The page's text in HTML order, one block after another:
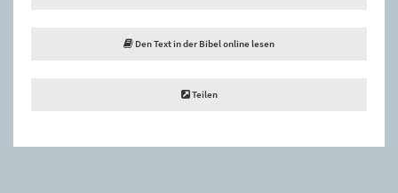
Den Text in der Bibel online lesen
Teilen